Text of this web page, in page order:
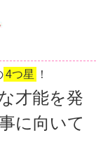
4つ星 ！
才能を発
に向いて